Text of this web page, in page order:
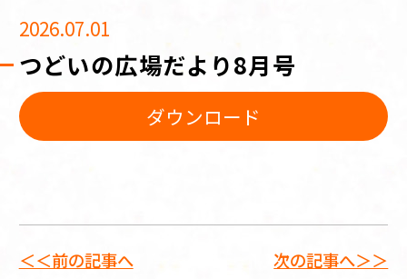
2026.07.01
つどいの広場だより8月号
ダウンロード
＜＜前の記事へ 次の記事へ＞＞